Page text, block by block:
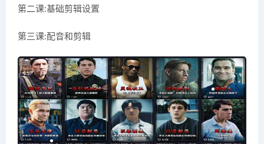
第二课:基础剪辑设置
第三课:配音和剪辑